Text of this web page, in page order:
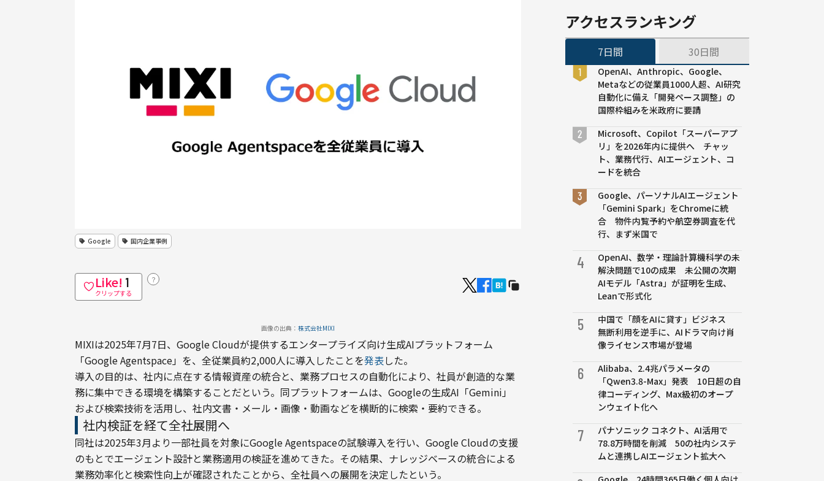
Google 国内企業事例
Like! 1
クリップする
？
画像の出典： 株式会社MIXI
MIXIは2025年7月7日、Google Cloudが提供するエンタープライズ向け生成AIプラットフォーム
「Google Agentspace」を、全従業員約2,000人に導入したことを発表した。
導入の目的は、社内に点在する情報資産の統合と、業務プロセスの自動化により、社員が創造的な業
務に集中できる環境を構築することだという。同プラットフォームは、Googleの生成AI「Gemini」
および検索技術を活用し、社内文書・メール・画像・動画などを横断的に検索・要約できる。
社内検証を経て全社展開へ
同社は2025年3月より一部社員を対象にGoogle Agentspaceの試験導入を行い、Google Cloudの支援
のもとでエージェント設計と業務適用の検証を進めてきた。その結果、ナレッジベースの統合による
業務効率化と検索性向上が確認されたことから、全社員への展開を決定したという。
アクセスランキング
7日間 30日間
OpenAI、Anthropic、Google、
Metaなどの従業員1000人超、AI研究
自動化に備え「開発ペース調整」の
国際枠組みを米政府に要請
Microsoft、Copilot「スーパーアプ
リ」を2026年内に提供へ チャッ
ト、業務代行、AIエージェント、コ
ードを統合
Google、パーソナルAIエージェント
「Gemini Spark」をChromeに統
合 物件内覧予約や航空券調査を代
行、まず米国で
4
OpenAI、数学・理論計算機科学の未
解決問題で10の成果 未公開の次期
AIモデル「Astra」が証明を生成、
Leanで形式化
5
中国で「顔をAIに貸す」ビジネス
無断利用を逆手に、AIドラマ向け肖
像ライセンス市場が登場
6
Alibaba、2.4兆パラメータの
「Qwen3.8-Max」発表 10日超の自
律コーディング、Max級初のオープ
ンウェイト化へ
7
パナソニック コネクト、AI活用で
78.8万時間を削減 50の社内システ
ムと連携しAIエージェント拡大へ